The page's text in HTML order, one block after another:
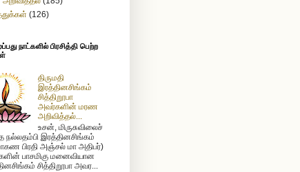
(126)
நாட்களில் பிரசித்தி பெற்ற
திருமதி
இரத்தினசிங்கம்
சித்திறூபா
அவர்களின் மரண
அறிவித்தல்...
உசன், மிருசுவிலைச்
நல்லதம்பி இரத்தினசிங்கம்
பிரதி அஞ்சல் மா அதிபர்)
பாசமிகு மனைவியான
சித்திறூபா அவர...